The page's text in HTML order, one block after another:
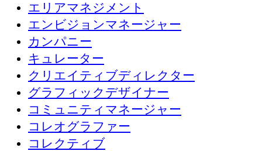
エリアマネジメント
エンビジョンマネージャー
カンパニー
キュレーター
クリエイティブディレクター
グラフィックデザイナー
コミュニティマネージャー
コレオグラファー
コレクティブ